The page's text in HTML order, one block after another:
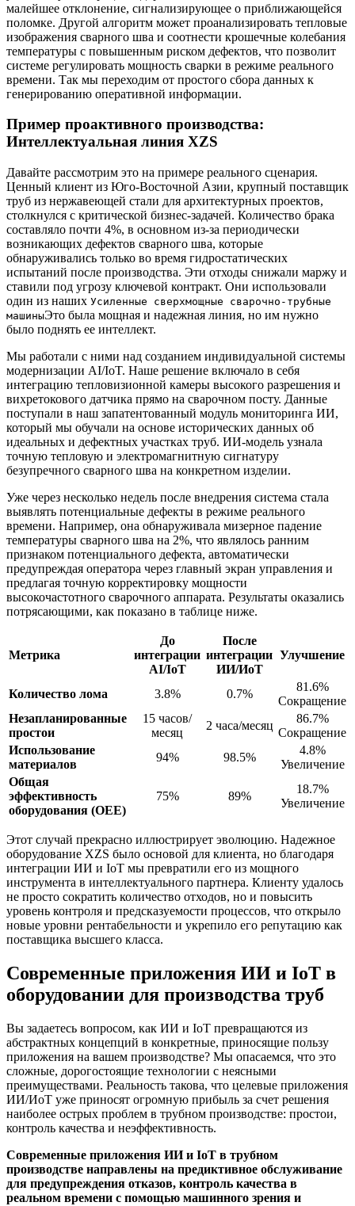
малейшее отклонение, сигнализирующее о приближающейся
поломке. Другой алгоритм может проанализировать тепловые
изображения сварного шва и соотнести крошечные колебания
температуры с повышенным риском дефектов, что позволит
системе регулировать мощность сварки в режиме реального
времени. Так мы переходим от простого сбора данных к
генерированию оперативной информации.
Пример проактивного производства:
Интеллектуальная линия XZS
Давайте рассмотрим это на примере реального сценария.
Ценный клиент из Юго-Восточной Азии, крупный поставщик
труб из нержавеющей стали для архитектурных проектов,
столкнулся с критической бизнес-задачей. Количество брака
составляло почти 4%, в основном из-за периодически
возникающих дефектов сварного шва, которые
обнаруживались только во время гидростатических
испытаний после производства. Эти отходы снижали маржу и
ставили под угрозу ключевой контракт. Они использовали
один из наших Усиленные сверхмощные сварочно-трубные
машиныЭто была мощная и надежная линия, но им нужно
было поднять ее интеллект.
Мы работали с ними над созданием индивидуальной системы
модернизации AI/IoT. Наше решение включало в себя
интеграцию тепловизионной камеры высокого разрешения и
вихретокового датчика прямо на сварочном посту. Данные
поступали в наш запатентованный модуль мониторинга ИИ,
который мы обучали на основе исторических данных об
идеальных и дефектных участках труб. ИИ-модель узнала
точную тепловую и электромагнитную сигнатуру
безупречного сварного шва на конкретном изделии.
Уже через несколько недель после внедрения система стала
выявлять потенциальные дефекты в режиме реального
времени. Например, она обнаруживала мизерное падение
температуры сварного шва на 2%, что являлось ранним
признаком потенциального дефекта, автоматически
предупреждая оператора через главный экран управления и
предлагая точную корректировку мощности
высокочастотного сварочного аппарата. Результаты оказались
потрясающими, как показано в таблице ниже.
Метрика
До
интеграции
AI/IoT
После
интеграции
ИИ/ИоТ
Улучшение
Количество лома 3.8% 0.7%
81.6%
Сокращение
Незапланированные
простои
15 часов/
месяц
2 часа/месяц
86.7%
Сокращение
Использование
материалов
94% 98.5%
4.8%
Увеличение
Общая
эффективность
оборудования (OEE)
75% 89%
18.7%
Увеличение
Этот случай прекрасно иллюстрирует эволюцию. Надежное
оборудование XZS было основой для клиента, но благодаря
интеграции ИИ и IoT мы превратили его из мощного
инструмента в интеллектуального партнера. Клиенту удалось
не просто сократить количество отходов, но и повысить
уровень контроля и предсказуемости процессов, что открыло
новые уровни рентабельности и укрепило его репутацию как
поставщика высшего класса.
Современные приложения ИИ и IoT в
оборудовании для производства труб
Вы задаетесь вопросом, как ИИ и IoT превращаются из
абстрактных концепций в конкретные, приносящие пользу
приложения на вашем производстве? Мы опасаемся, что это
сложные, дорогостоящие технологии с неясными
преимуществами. Реальность такова, что целевые приложения
ИИ/ИоТ уже приносят огромную прибыль за счет решения
наиболее острых проблем в трубном производстве: простои,
контроль качества и неэффективность.
Современные приложения ИИ и IoT в трубном
производстве направлены на предиктивное обслуживание
для предупреждения отказов, контроль качества в
реальном времени с помощью машинного зрения и